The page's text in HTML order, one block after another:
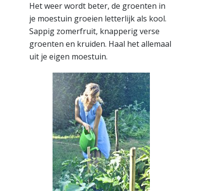
Het weer wordt beter, de groenten in
je moestuin groeien letterlijk als kool.
Sappig zomerfruit, knapperig verse
groenten en kruiden. Haal het allemaal
uit je eigen moestuin.